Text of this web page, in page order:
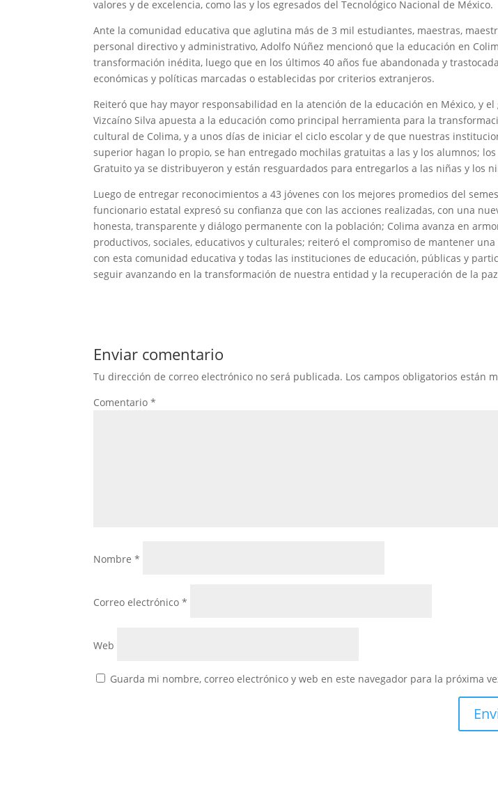
valores y de excelencia, como las y los egresados del Tecnológico Nacional de México.
Ante la comunidad educativa que aglutina más de 3 mil estudiantes, maestras,
personal directivo y administrativo, Adolfo Núñez mencionó que la educación en
transformación inédita, luego que en los últimos 40 años fue abandonada y
económicas y políticas marcadas o establecidas por criterios extranjeros.
Reiteró que hay mayor responsabilidad en la atención de la educación en México, y
Vizcaíno Silva apuesta a la educación como principal herramienta para la
cultural de Colima, y a unos días de iniciar el ciclo escolar y de que nuestras
superior hagan lo propio, se han entregado mochilas gratuitas a las y los alumnos;
Gratuito ya se distribuyeron y están resguardados para entregarlos a las niñas y los
Luego de entregar reconocimientos a 43 jóvenes con los mejores promedios del
funcionario estatal expresó su confianza que con las acciones realizadas, con una
honesta, transparente y diálogo permanente con la población; Colima avanza en
productivos, sociales, educativos y culturales; reiteró el compromiso de mantener
con esta comunidad educativa y todas las instituciones de educación, públicas y
seguir avanzando en la transformación de nuestra entidad y la recuperación de la
Enviar comentario
Tu dirección de correo electrónico no será publicada. Los campos obligatorios están
Comentario*
Nombre*
Correo electrónico*
Web
Guarda mi nombre, correo electrónico y web en este navegador para la próxima